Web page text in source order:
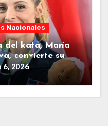
Nacionales
del kata, María
convierte su
en una nueva
para
Dominicana
6, 2026